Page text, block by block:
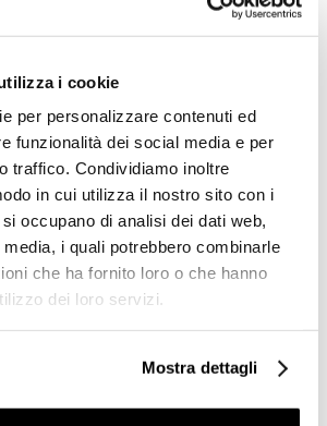
i cookie
per personalizzare contenuti ed
funzionalità dei social media e per
traffico. Condividiamo inoltre
in cui utilizza il nostro sito con i
occupano di analisi dei dati web,
i quali potrebbero combinarle
che ha fornito loro o che hanno
dei loro servizi.
Mostra dettagli
simili
Tonalite
Battiscopa effetto legno